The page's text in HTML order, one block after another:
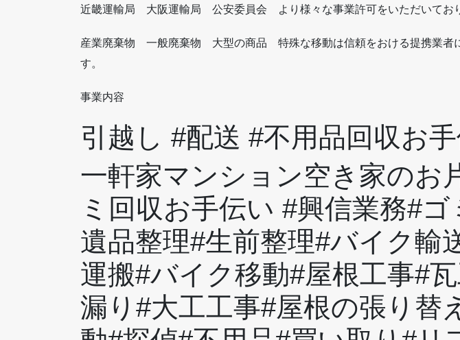
近畿運輸局 大阪運輸局 公安委員会 より様々な事業許可をいただいており
産業廃棄物 一般廃棄物 大型の商品 特殊な移動は信頼をおける提携業者
す。
事業内容
引越し #配送 #不用品回収お
一軒家マンション空き家のお
ミ回収お手伝い #興信業務#ゴ
遺品整理#生前整理#バイク輸
運搬#バイク移動#屋根工事#
漏り#大工工事#屋根の張り替